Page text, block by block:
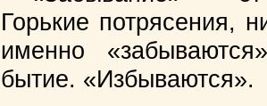
Горькие потрясения,
именно
бытие. «Избываются».